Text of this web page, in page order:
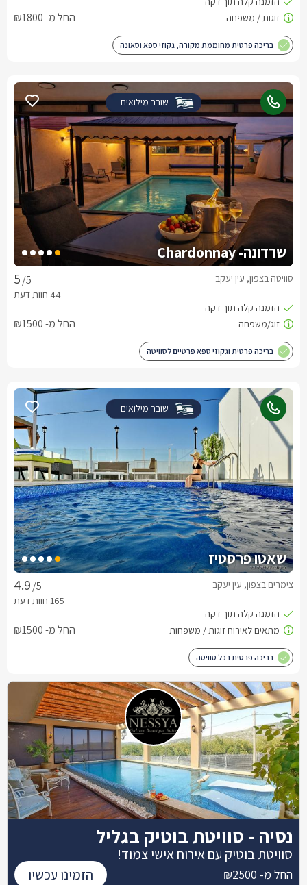
החל מ- ₪1800
בריכה פרטית מחוממת מקורה, גקוזי ספא וסאונה
שובר מילואים
שרדונה- Chardonnay
/5 סוויטה בצפון, עין יעקב
החל מ- ₪1500
בריכה פרטית וגקוזי ספא פרטיים לסוויטה
שובר מילואים
שאטו פרסטיז
/5 צימרים בצפון, עין יעקב
החל מ- ₪1500
בריכה פרטית בכל סוויטה
נסיה - סוויטת בוטיק בגליל
סוויטת בוטיק עם אירוח אישי צמוד!
החל מ- ₪2500 הזמינו עכשיו